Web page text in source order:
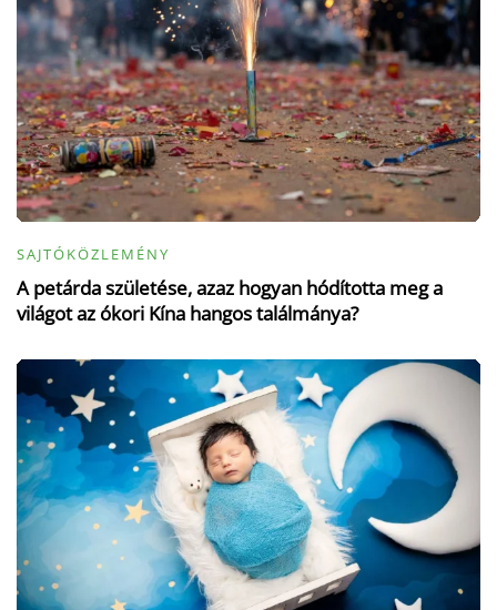
SAJTÓKÖZLEMÉNY
A petárda születése, azaz hogyan hódította meg a
világot az ókori Kína hangos találmánya?